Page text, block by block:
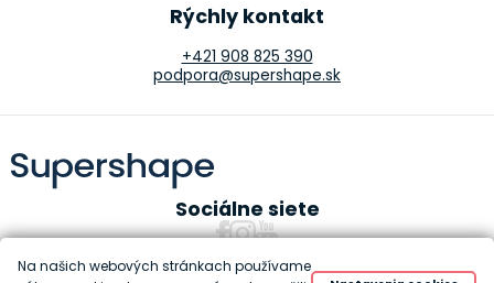
Rýchly kontakt
+421 908 825 390
podpora@supershape.sk
Sociálne siete
Na našich webových stránkach používame